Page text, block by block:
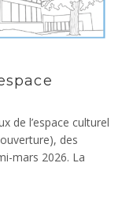
de l’espace culturel
des
mars 2026. La